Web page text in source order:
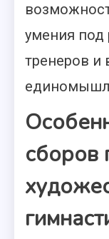
умения
тренеров и
сборов